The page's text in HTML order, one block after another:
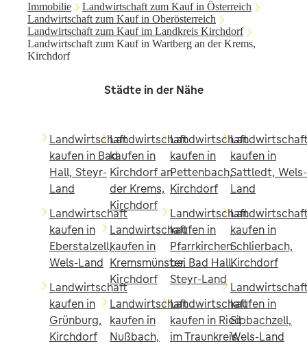
Immobilie
Landwirtschaft zum Kauf in Österreich
Landwirtschaft zum Kauf in Oberösterreich
Landwirtschaft zum Kauf im Landkreis Kirchdorf
Landwirtschaft zum Kauf in Wartberg an der Krems,
Kirchdorf
Städte in der Nähe
Landwirtschaft
kaufen in Bad
Hall, Steyr-
Land
Landwirtschaft
kaufen in
Eberstalzell,
Wels-Land
Landwirtschaft
kaufen in
Grünburg,
Kirchdorf
Landwirtschaft
kaufen in
Kirchdorf an
der Krems,
Kirchdorf
Landwirtschaft
kaufen in
Kremsmünster,
Kirchdorf
Landwirtschaft
kaufen in
Nußbach,
Landwirtschaft
kaufen in
Pettenbach,
Kirchdorf
Landwirtschaft
kaufen in
Pfarrkirchen
bei Bad Hall,
Steyr-Land
Landwirtschaft
kaufen in Ried
im Traunkreis,
kaufen in
Sattledt, Wels-
Land
kaufen in
Schlierbach,
Kirchdorf
kaufen in
Sipbachzell,
Wels-Land